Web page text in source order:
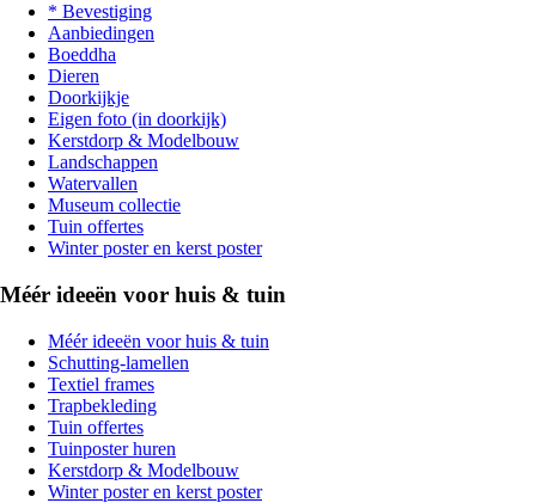
* Bevestiging
Aanbiedingen
Boeddha
Dieren
Doorkijkje
Eigen foto (in doorkijk)
Kerstdorp & Modelbouw
Landschappen
Watervallen
Museum collectie
Tuin offertes
Winter poster en kerst poster
Méér ideeën voor huis & tuin
Méér ideeën voor huis & tuin
Schutting-lamellen
Textiel frames
Trapbekleding
Tuin offertes
Tuinposter huren
Kerstdorp & Modelbouw
Winter poster en kerst poster